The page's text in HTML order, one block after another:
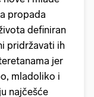
propada
definiran
pridržavati ih
jer
mladoliko i
najčešće